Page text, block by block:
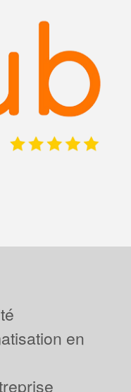
en